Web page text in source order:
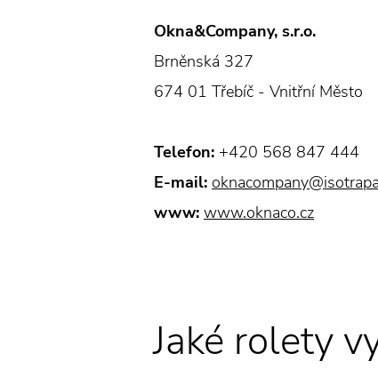
Okna&Company, s.r.o.
Brněnská 327
674 01 Třebíč - Vnitřní Město
Telefon: +420 568 847 444
E-mail:
www: www.oknaco.cz
Jaké rolety